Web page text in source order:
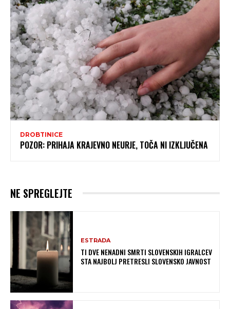
DROBTINICE
POZOR: PRIHAJA KRAJEVNO NEURJE, TOČA NI IZKLJUČENA
NE SPREGLEJTE
ESTRADA
TI DVE NENADNI SMRTI SLOVENSKIH IGRALCEV
STA NAJBOLJ PRETRESLI SLOVENSKO JAVNOST